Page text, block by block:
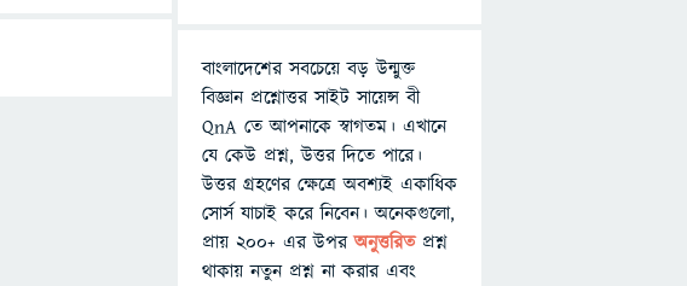
বাংলাদেশের সবচেয়ে বড় উন্মুক্ত
বিজ্ঞান প্রশ্নোত্তর সাইট সায়েন্স বী
QnA তে আপনাকে স্বাগতম। এখানে
যে কেউ প্রশ্ন, উত্তর দিতে পারে।
উত্তর গ্রহণের ক্ষেত্রে অবশ্যই একাধিক
সোর্স যাচাই করে নিবেন। অনেকগুলো,
প্রায় ২০০+ এর উপরঅনুত্তরিতপ্রশ্ন
থাকায় নতুন প্রশ্ন না করার এবং